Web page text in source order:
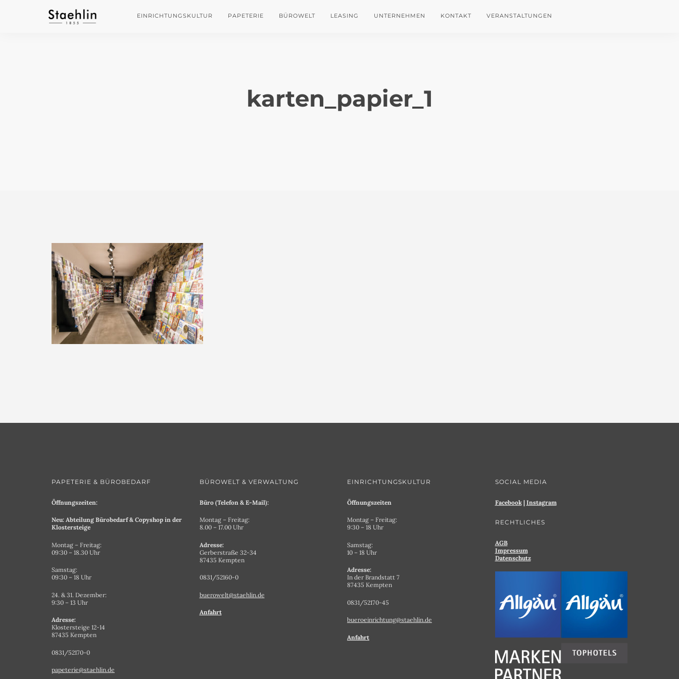
EINRICHTUNGSKULTUR PAPETERIE BÜROWELT LEASING UNTERNEHMEN KONTAKT VERANSTALTUNGEN
karten_papier_1
PAPETERIE & BÜROBEDARF
Öffnungszeiten:
Neu: Abteilung Bürobedarf & Copyshop in der
Klostersteige
Montag – Freitag:
09:30 – 18.30 Uhr
Samstag:
09:30 – 18 Uhr
24. & 31. Dezember:
9:30 – 13 Uhr
Adresse:
Klostersteige 12-14
87435 Kempten
0831/52170-0
papeterie@staehlin.de
BÜROWELT & VERWALTUNG
Büro (Telefon & E-Mail):
Montag – Freitag:
8.00 – 17.00 Uhr
Adresse:
Gerberstraße 32-34
87435 Kempten
0831/52160-0
buerowelt@staehlin.de
Anfahrt
EINRICHTUNGSKULTUR
Öffnungszeiten
Montag – Freitag:
9:30 – 18 Uhr
Samstag:
10 – 18 Uhr
Adresse:
In der Brandstatt 7
87435 Kempten
0831/52170-45
bueroeinrichtung@staehlin.de
Anfahrt
SOCIAL MEDIA
Facebook| Instagram
RECHTLICHES
AGB
Impressum
Datenschutz